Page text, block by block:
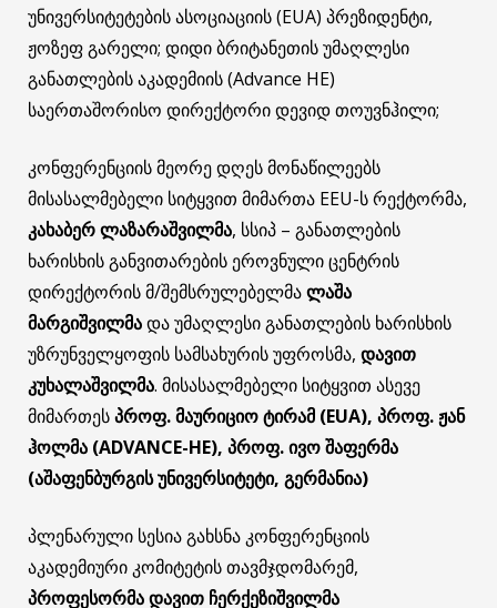
უნივერსიტეტების ასოციაციის (EUA) პრეზიდენტი,
ჟოზეფ გარელი; დიდი ბრიტანეთის უმაღლესი
განათლების აკადემიის (Advance HE)
საერთაშორისო დირექტორი დევიდ თოუვნჰილი;
კონფერენციის მეორე დღეს მონაწილეებს
მისასალმებელი სიტყვით მიმართა EEU-ს რექტორმა,
კახაბერ ლაზარაშვილმა, სსიპ – განათლების
ხარისხის განვითარების ეროვნული ცენტრის
დირექტორის მ/შემსრულებელმალაშა
მარგიშვილმადა უმაღლესი განათლების ხარისხის
უზრუნველყოფის სამსახურის უფროსმა, დავით
კუხალაშვილმა. მისასალმებელი სიტყვით ასევე
მიმართესპროფ. მაურიციო ტირამ (EUA), პროფ. ჟან
ჰოლმა (ADVANCE-HE), პროფ. ივო შაფერმა
(აშაფენბურგის უნივერსიტეტი, გერმანია)
პლენარული სესია გახსნა კონფერენციის
აკადემიური კომიტეტის თავმჯდომარემ,
პროფესორმა დავით ჩერქეზიშვილმა